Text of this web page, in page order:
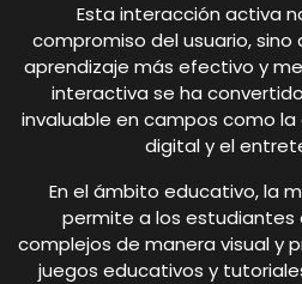
Esta interacción activa
compromiso del usuario,
aprendizaje más efectivo y
interactiva se ha
invaluable en campos como
digital y el
En el ámbito educativo, la
permite a los estudiantes
complejos de manera visual y
juegos educativos y